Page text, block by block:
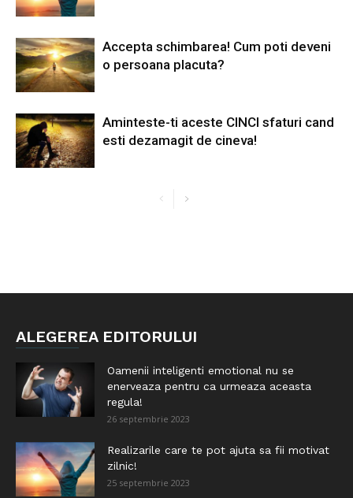
Accepta schimbarea! Cum poti deveni
o persoana placuta?
Aminteste-ti aceste CINCI sfaturi cand
esti dezamagit de cineva!
ALEGEREA EDITORULUI
Oamenii inteligenti emotional nu se
enerveaza pentru ca urmeaza aceasta
regula!
26 septembrie 2023
Realizarile care te pot ajuta sa fii motivat
zilnic!
25 septembrie 2023